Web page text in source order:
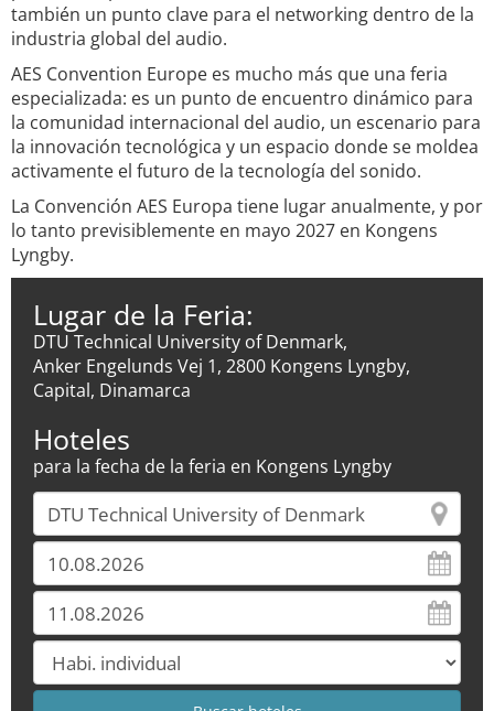
también un punto clave para el networking dentro de la
industria global del audio.
AES Convention Europe es mucho más que una feria
especializada: es un punto de encuentro dinámico para
la comunidad internacional del audio, un escenario para
la innovación tecnológica y un espacio donde se moldea
activamente el futuro de la tecnología del sonido.
La Convención AES Europa tiene lugar anualmente, y por
lo tanto previsiblemente en mayo 2027 en Kongens
Lyngby.
Lugar de la Feria:
DTU Technical University of Denmark,
Anker Engelunds Vej 1, 2800 Kongens Lyngby,
Capital, Dinamarca
Hoteles
para la fecha de la feria en Kongens Lyngby